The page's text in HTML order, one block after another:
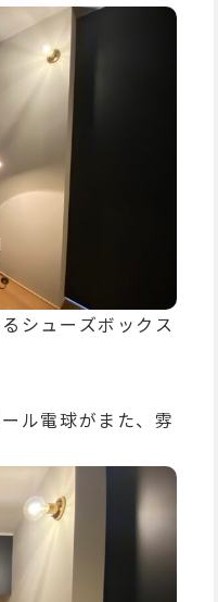
シューズボックス
ル電球がまた、雰